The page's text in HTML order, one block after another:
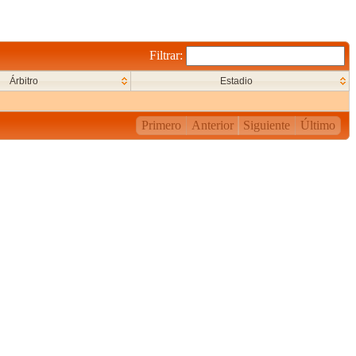
Filtrar:
Árbitro Estadio
Primero Anterior Siguiente Último